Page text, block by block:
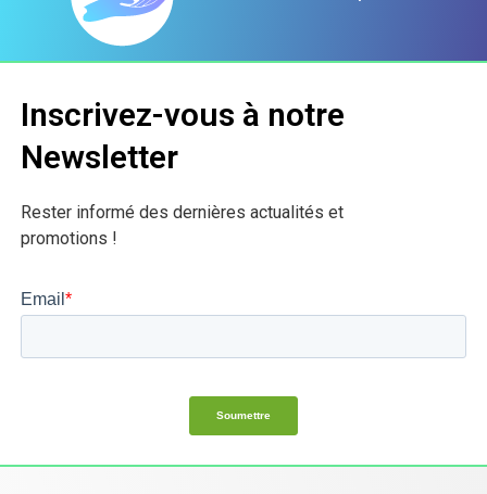
Inscrivez-vous à notre
Newsletter
Rester informé des dernières actualités et
promotions !